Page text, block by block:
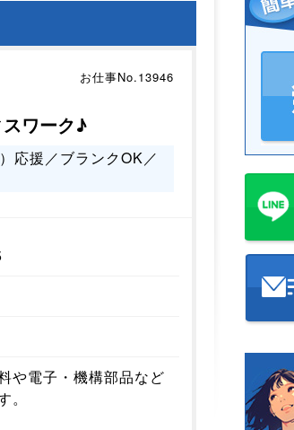
お仕事No.13946
ワーク♪
応援／ブランクOK／
や電子・機構部品など